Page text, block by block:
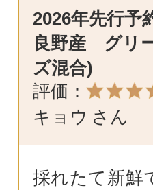
2026年先行予
良野産 グリ
ズ混合)
評価：
キョウ さん
採れたて新鮮